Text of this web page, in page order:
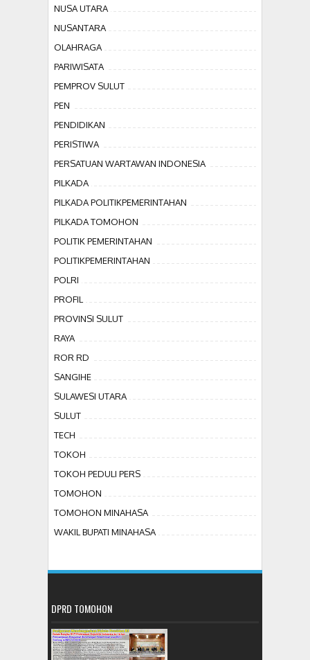
NUSA UTARA
NUSANTARA
OLAHRAGA
PARIWISATA
PEMPROV SULUT
PEN
PENDIDIKAN
PERISTIWA
PERSATUAN WARTAWAN INDONESIA
PILKADA
PILKADA POLITIKPEMERINTAHAN
PILKADA TOMOHON
POLITIK PEMERINTAHAN
POLITIKPEMERINTAHAN
POLRI
PROFIL
PROVINSI SULUT
RAYA
ROR RD
SANGIHE
SULAWESI UTARA
SULUT
TECH
TOKOH
TOKOH PEDULI PERS
TOMOHON
TOMOHON MINAHASA
WAKIL BUPATI MINAHASA
DPRD TOMOHON